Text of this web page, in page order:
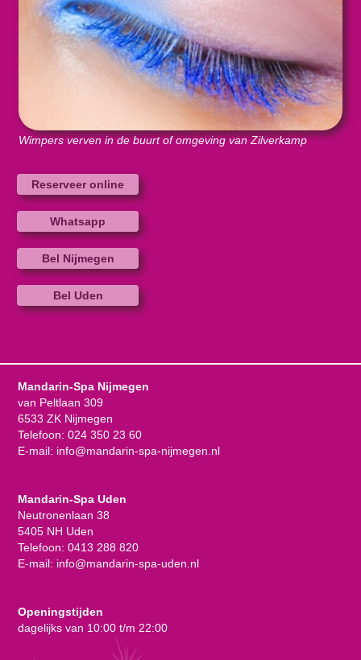
Wimpers verven in de buurt of omgeving van Zilverkamp
Reserveer online
Whatsapp
Bel Nijmegen
Bel Uden
Mandarin-Spa Nijmegen
van Peltlaan 309
6533 ZK Nijmegen
Telefoon: 024 350 23 60
E-mail: info@mandarin-spa-nijmegen.nl
Mandarin-Spa Uden
Neutronenlaan 38
5405 NH Uden
Telefoon: 0413 288 820
E-mail: info@mandarin-spa-uden.nl
Openingstijden
dagelijks van 10:00 t/m 22:00